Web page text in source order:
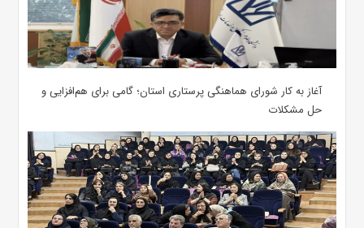
آغاز به کار شورای هماهنگی پرستاری استان؛ گامی برای هم‌افزایی و
حل مشکلات